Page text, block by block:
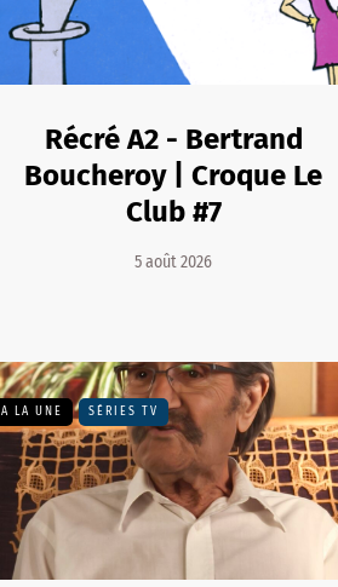
Récré A2 - Bertrand
Boucheroy | Croque Le
Club #7
5 août 2026
A LA UNE SÉRIES TV